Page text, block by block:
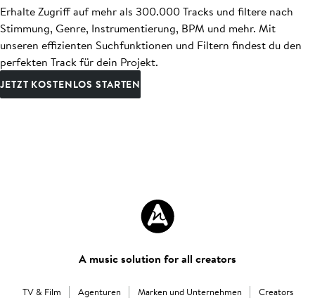
Erhalte Zugriff auf mehr als 300.000 Tracks und filtere nach
Stimmung, Genre, Instrumentierung, BPM und mehr. Mit
unseren effizienten Suchfunktionen und Filtern findest du den
perfekten Track für dein Projekt.
JETZT KOSTENLOS STARTEN
A music solution for all creators
TV & Film Agenturen Marken und Unternehmen Creators